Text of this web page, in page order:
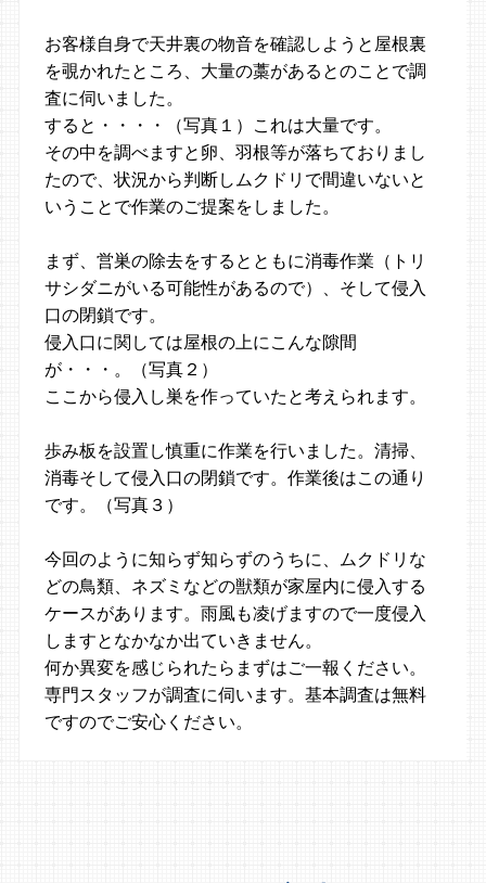
お客様自身で天井裏の物音を確認しようと屋根裏
を覗かれたところ、大量の藁があるとのことで調
査に伺いました。
すると・・・・（写真１）これは大量です。
その中を調べますと卵、羽根等が落ちておりまし
たので、状況から判断しムクドリで間違いないと
いうことで作業のご提案をしました。
まず、営巣の除去をするとともに消毒作業（トリ
サシダニがいる可能性があるので）、そして侵入
口の閉鎖です。
侵入口に関しては屋根の上にこんな隙間
が・・・。（写真２）
ここから侵入し巣を作っていたと考えられます。
歩み板を設置し慎重に作業を行いました。清掃、
消毒そして侵入口の閉鎖です。作業後はこの通り
です。（写真３）
今回のように知らず知らずのうちに、ムクドリな
どの鳥類、ネズミなどの獣類が家屋内に侵入する
ケースがあります。雨風も凌げますので一度侵入
しますとなかなか出ていきません。
何か異変を感じられたらまずはご一報ください。
専門スタッフが調査に伺います。基本調査は無料
ですのでご安心ください。